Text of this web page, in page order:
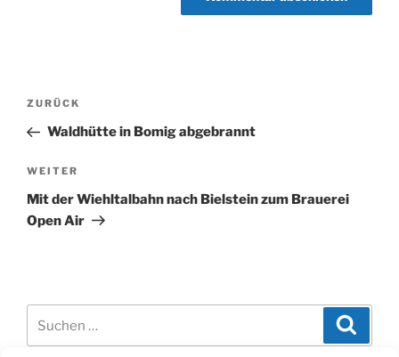
Beitragsnavigation
Vorheriger
Beitrag
ZURÜCK
Waldhütte in Bomig abgebrannt
Nächster
Beitrag
WEITER
Mit der Wiehltalbahn nach Bielstein zum Brauerei
Open Air
nach: